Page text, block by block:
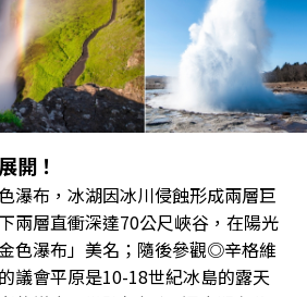
開！
瀑布，冰湖因冰川侵蝕形成兩層巨
兩層直衝深達70公尺峽谷，在陽光
色瀑布」美名；隨後參觀◎辛格維
議會平原是10-18世紀冰島的露天